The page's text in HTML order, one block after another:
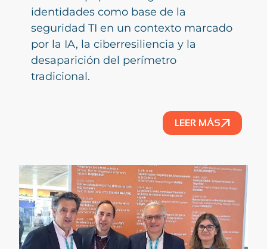
identidades como base de la
seguridad TI en un contexto marcado
por la IA, la ciberresiliencia y la
desaparición del perímetro
tradicional.
LEER MÁS